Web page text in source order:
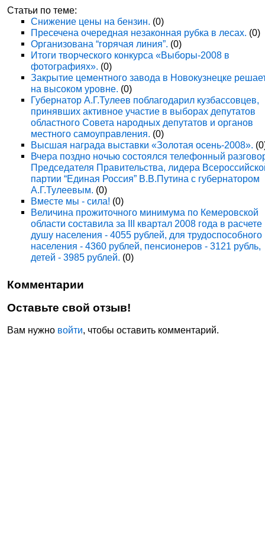
Статьи по теме:
Снижение цены на бензин. (0)
Пресечена очередная незаконная рубка в лесах. (0)
Организована “горячая линия”. (0)
Итоги творческого конкурса «Выборы-2008 в
фотографиях». (0)
Закрытие цементного завода в Новокузнецке
на высоком уровне. (0)
Губернатор А.Г.Тулеев поблагодарил кузбассовцев,
принявших активное участие в выборах депутатов
областного Совета народных депутатов и органов
местного самоуправления. (0)
Высшая награда выставки «Золотая осень-2008».
Вчера поздно ночью состоялся телефонный
Председателя Правительства, лидера
партии “Единая Россия” В.В.Путина с губернатором
А.Г.Тулеевым. (0)
Вместе мы - сила! (0)
Величина прожиточного минимума по Кемеровской
области составила за III квартал 2008 года в расчете
душу населения - 4055 рублей, для трудоспособного
населения - 4360 рублей, пенсионеров - 3121 рубль,
детей - 3985 рублей. (0)
Комментарии
Оставьте свой отзыв!
Вам нужно войти, чтобы оставить комментарий.